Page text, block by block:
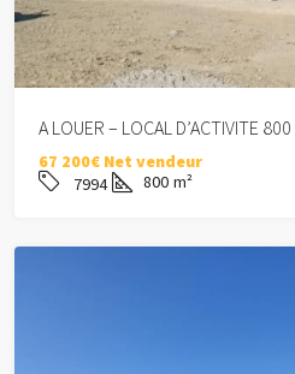
A LOUER – LOCAL D’ACTIVITE
67 200€ Net vendeur
7994
800 m²